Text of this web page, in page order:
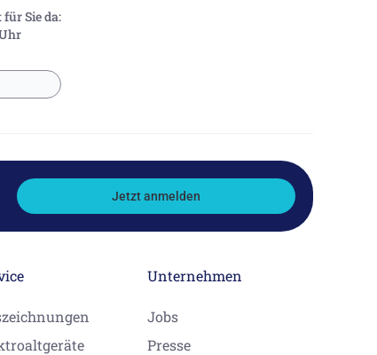
Sie da:
Jetzt anmelden
Unternehmen
Jobs
Presse